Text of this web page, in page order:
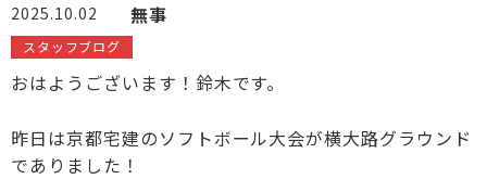
2025.10.02 無事
スタッフブログ
おはようございます！鈴木です。
昨日は京都宅建のソフトボール大会が横大路グラウンド
でありました！